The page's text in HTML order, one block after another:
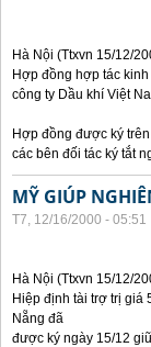
Hà Nội (Ttxvn 15/12/
Hợp đồng hợp tác
công ty Dầu khí Việt
Hợp đồng được ký
các bên đối tác ký tắt
MỸ GIÚP
T7, 12/16/2000 - 05:51
Hà Nội (Ttxvn 15/12/
Hiệp định tài trợ trị giá
Nẵng đã
được ký ngày 15/12